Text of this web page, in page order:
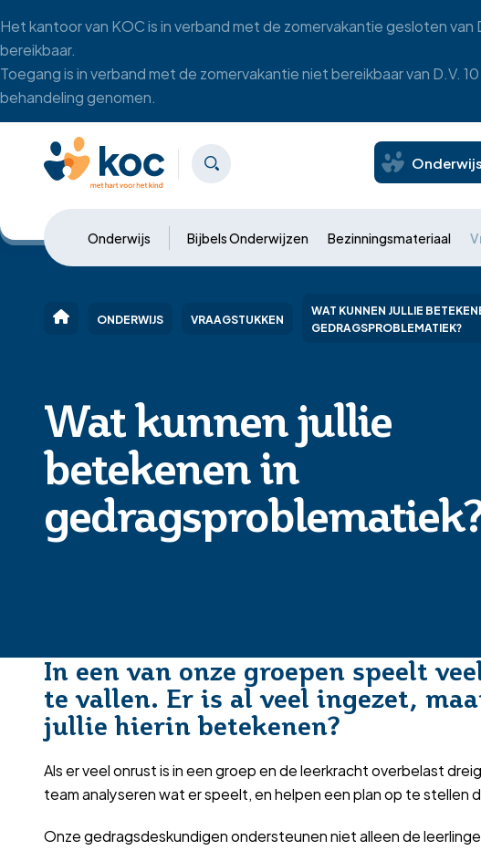
Het kantoor van KOC is in verband met de zomervakantie gesloten
bereikbaar.
Toegang is in verband met de zomervakantie niet bereikbaar van D.V.
behandeling genomen.
Onderwijs
Onderwijs Bijbels Onderwijzen Bezinningsmateriaal
ONDERWIJS VRAAGSTUKKEN
WAT KUNNEN JULLIE
GEDRAGSPROBLEMATIEK?
Wat kunnen jullie
betekenen in
In een van onze groepen speelt
te vallen. Er is al veel ingezet,
jullie hierin betekenen?
Als er veel onrust is in een groep en de leerkracht overbelast
team analyseren wat er speelt, en helpen een plan op te stellen
Onze gedragsdeskundigen ondersteunen niet alleen de